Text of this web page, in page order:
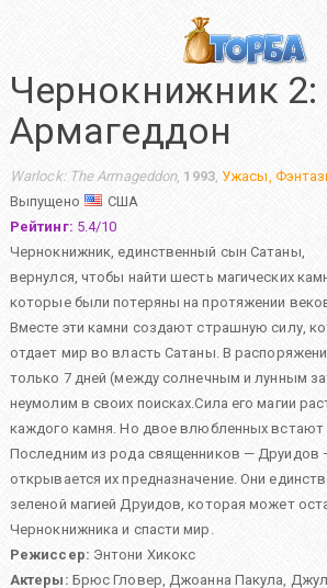
Чернокнижник 2:
Армагеддон
Warlock: The Armageddon, 1993, Ужасы,
Выпущено
США
Рейтинг: 5.4/10
Чернокнижник, единственный сын Сатаны,
вернулся, чтобы найти шесть магических
которые были потеряны на протяжении
Вместе эти камни создают страшную силу,
отдает мир во власть Сатаны. В
только 7 дней (между солнечным и лунным
неумолим в своих поисках.Сила его магии
каждого камня. Но двое влюбленных встают
Последним из рода священников — Друидов
открывается их предназначение. Они
зеленой магией Друидов, которая может
Чернокнижника и спасти мир.
Режиссер: Энтони Хикокс
Актеры: Брюс Гловер,Джоанна Пакула,